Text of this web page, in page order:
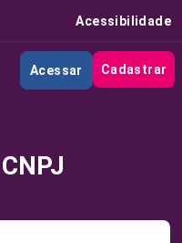
Acessibilidade
Acessar Cadastrar